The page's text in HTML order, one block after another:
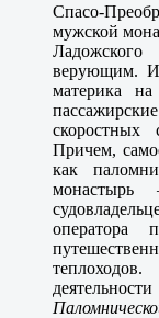
Спасо-
мужской
верующим. И
материка на
скоростных
Причем,
как
оператора